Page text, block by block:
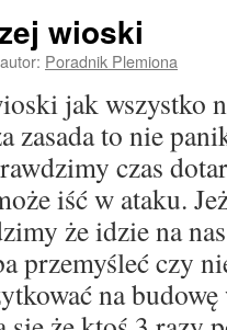
wioski
autor: Poradnik Plemiona
jak wszystko
zasada to nie
czas
iść w ataku.
że idzie na
przemyśleć czy
na